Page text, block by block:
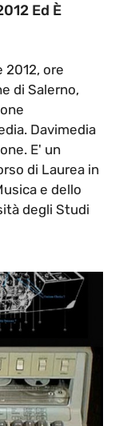
Ed È
2012, ore
di Salerno,
Davimedia
E' un
di Laurea in
e dello
degli Studi